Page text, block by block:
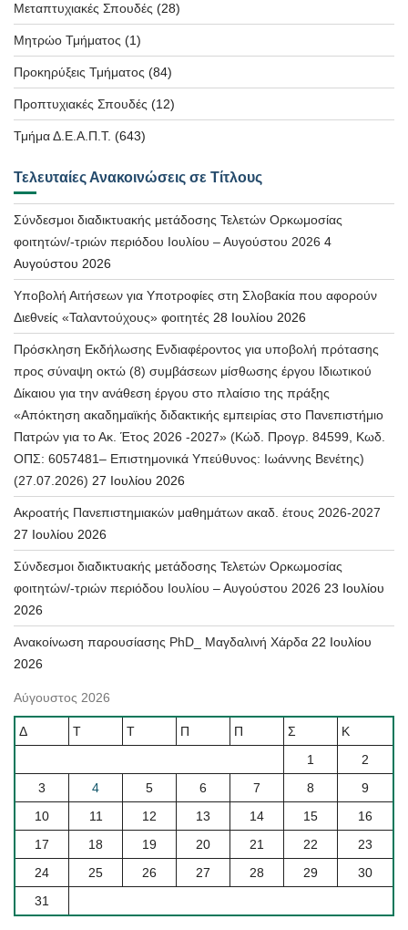
Μεταπτυχιακές Σπουδές (28)
Μητρώο Τμήματος (1)
Προκηρύξεις Τμήματος (84)
Προπτυχιακές Σπουδές (12)
Τμήμα Δ.Ε.Α.Π.Τ. (643)
Τελευταίες Ανακοινώσεις σε Τίτλους
Σύνδεσμοι διαδικτυακής μετάδοσης Τελετών Ορκωμοσίας
φοιτητών/-τριών περιόδου Ιουλίου – Αυγούστου 2026 4
Αυγούστου 2026
Υποβολή Αιτήσεων για Υποτροφίες στη Σλοβακία που αφορούν
Διεθνείς «Ταλαντούχους» φοιτητές 28 Ιουλίου 2026
Πρόσκληση Εκδήλωσης Ενδιαφέροντος για υποβολή πρότασης
προς σύναψη οκτώ (8) συμβάσεων μίσθωσης έργου Ιδιωτικού
Δίκαιου για την ανάθεση έργου στο πλαίσιο της πράξης
«Απόκτηση ακαδημαϊκής διδακτικής εμπειρίας στο Πανεπιστήμιο
Πατρών για το Ακ. Έτος 2026 -2027» (Κώδ. Προγρ. 84599, Κωδ.
ΟΠΣ: 6057481– Επιστημονικά Υπεύθυνος: Ιωάννης Βενέτης)
(27.07.2026) 27 Ιουλίου 2026
Ακροατής Πανεπιστημιακών μαθημάτων ακαδ. έτους 2026-2027
27 Ιουλίου 2026
Σύνδεσμοι διαδικτυακής μετάδοσης Τελετών Ορκωμοσίας
φοιτητών/-τριών περιόδου Ιουλίου – Αυγούστου 2026 23 Ιουλίου
2026
Ανακοίνωση παρουσίασης PhD_ Μαγδαλινή Χάρδα 22 Ιουλίου
2026
Αύγουστος 2026
Δ Τ Τ Π Π Σ
Κ
1
2
3
4 5 6 7 8
9
10
11 12 13 14 15
16
17
18 19 20 21 22
23
24
25 26 27 28 29
30
31